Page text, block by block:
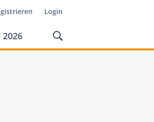
Login